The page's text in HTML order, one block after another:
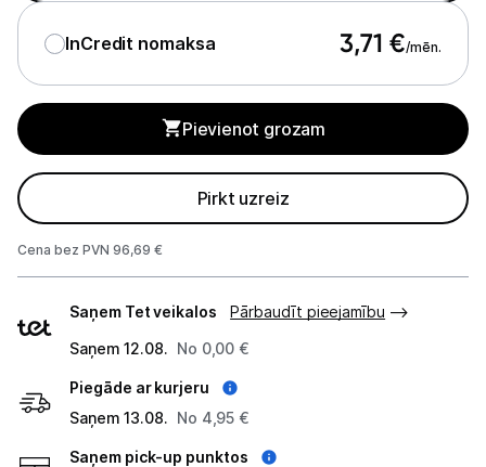
Elektrostacijas un saules paneļi
Zāles pļāvēji roboti
Sports un atpūta
Vēlmju saraksts
InCredit nomaksa 3,71 €/mēn.
Pievienot grozam
Pirkt uzreiz
Cena bez PVN 96,69 €
veidi
Saņem Tet veikalos
Pārbaudīt pieejamību
Saņem 12.08. No 0,00 €
Piegāde ar kurjeru
Saņem 13.08. No 4,95 €
Saņem pick-up punktos